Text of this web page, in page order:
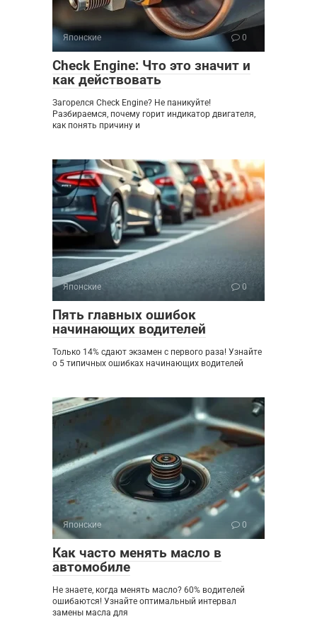
Японские 0
Check Engine: Что это значит и
как действовать
Загорелся Check Engine? Не паникуйте!
Разбираемся, почему горит индикатор двигателя,
как понять причину и
Японские 0
Пять главных ошибок
начинающих водителей
Только 14% сдают экзамен с первого раза! Узнайте
о 5 типичных ошибках начинающих водителей
Японские 0
Как часто менять масло в
автомобиле
Не знаете, когда менять масло? 60% водителей
ошибаются! Узнайте оптимальный интервал
замены масла для